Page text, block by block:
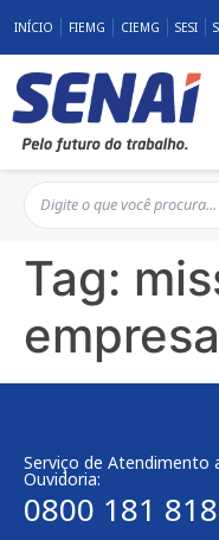
INÍCIO FIEMG CIEMG SESI
Tag:
Serviço de Atendimento
Ouvidoria:
0800 181